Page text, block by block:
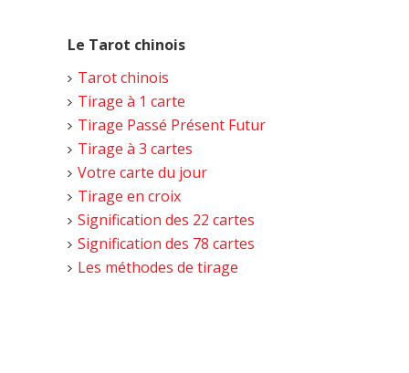
Le Tarot chinois
Tarot chinois
Tirage à 1 carte
Tirage Passé Présent Futur
Tirage à 3 cartes
Votre carte du jour
Tirage en croix
Signification des 22 cartes
Signification des 78 cartes
Les méthodes de tirage